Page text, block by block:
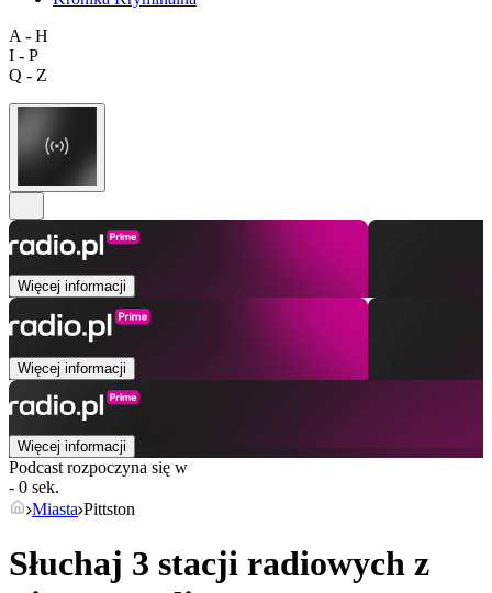
A - H
I - P
Q - Z
Więcej informacji
Więcej informacji
Więcej informacji
Podcast rozpoczyna się w
- 0 sek.
Miasta Pittston
Słuchaj 3 stacji radiowych z